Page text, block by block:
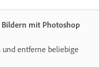
Bildern mit Photoshop
und entferne beliebige